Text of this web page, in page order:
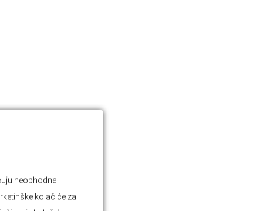
neophodne
kolačiće za